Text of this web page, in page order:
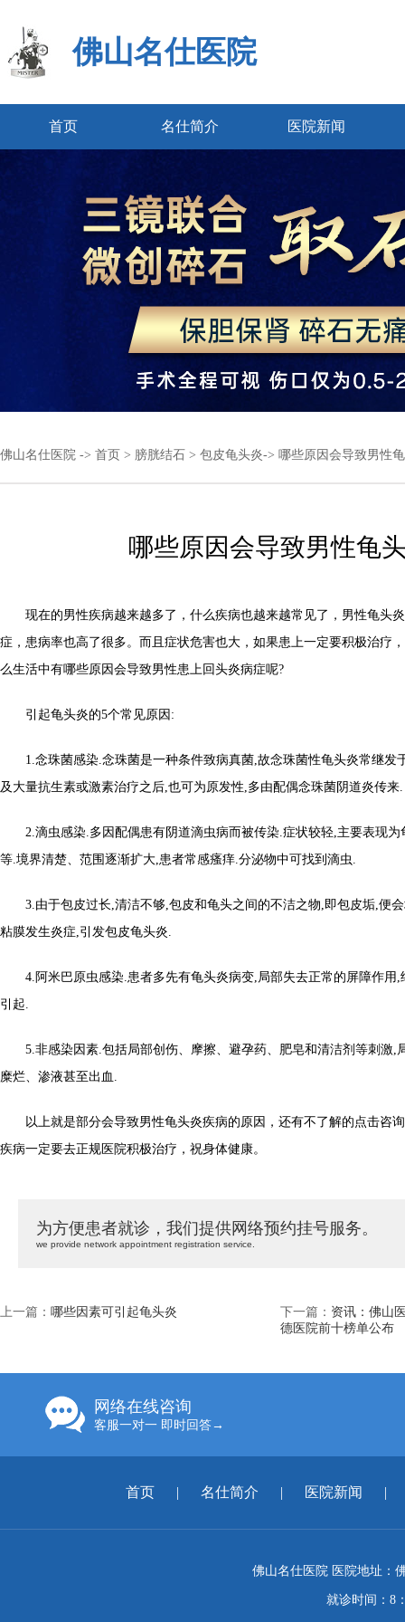
佛山名仕医院
首页 名仕简介 医院新闻
佛山名仕医院 -> 首页 > 膀胱结石 > 包皮龟头炎-> 哪些原因会导致男性
哪些原因会导致男性龟
现在的男性疾病越来越多了，什么疾病也越来越常见了，男性龟头
症，患病率也高了很多。而且症状危害也大，如果患上一定要积极治疗
么生活中有哪些原因会导致男性患上回头炎病症呢?
引起龟头炎的5个常见原因:
1.念珠菌感染.念珠菌是一种条件致病真菌,故念珠菌性龟头炎常继发
及大量抗生素或激素治疗之后,也可为原发性,多由配偶念珠菌阴道炎传来.
2.滴虫感染.多因配偶患有阴道滴虫病而被传染.症状较轻,主要表现为
等.境界清楚、范围逐渐扩大,患者常感瘙痒.分泌物中可找到滴虫.
3.由于包皮过长,清洁不够,包皮和龟头之间的不洁之物,即包皮垢,便会
粘膜发生炎症,引发包皮龟头炎.
4.阿米巴原虫感染.患者多先有龟头炎病变,局部失去正常的屏障作用,
引起.
5.非感染因素.包括局部创伤、摩擦、避孕药、肥皂和清洁剂等刺激,
糜烂、渗液甚至出血.
以上就是部分会导致男性龟头炎疾病的原因，还有不了解的点击咨
疾病一定要去正规医院积极治疗，祝身体健康。
为方便患者就诊，我们提供网络预约挂号服务。
we provide network appointment registration service.
上一篇： 哪些因素可引起龟头炎 下一篇： 资讯：佛山
德医院前十榜单公布
网络在线咨询
客服一对一 即时回答→
首页 | 名仕简介 | 医院新闻 |
佛山名仕医院 医院地址：
就诊时间：8